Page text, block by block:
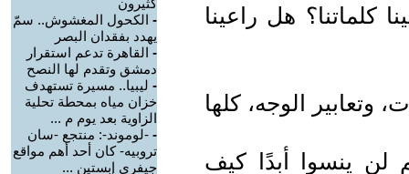
كلماتنا؟ هل راعينا
وتعابير الوجه، كلها
لن ينسوا أبدًا كيف
كثيرون
- الكحول المغشوش.. سمّ
يهدد بفقدان البصر
- القاهرة تدعم استقرار
دمشق وتقدم لها النصح
- ليبيا.. مسيرة تستهدف
خزان مياه بمحطة تحلية
الزاوية بعد يوم م ...
- -لوموند-: منتجع -سان
تروبيه- كان أحد أهم مواقع
جيفري إبستين ...